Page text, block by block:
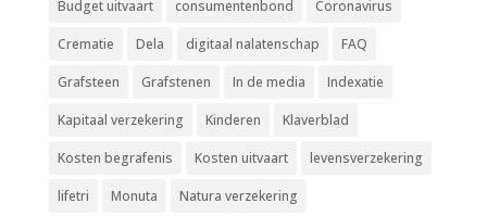
Budget uitvaart consumentenbond Coronavirus
Crematie Dela digitaal nalatenschap FAQ
Grafsteen Grafstenen In de media Indexatie
Kapitaal verzekering Kinderen Klaverblad
Kosten begrafenis Kosten uitvaart levensverzekering
lifetri Monuta Natura verzekering